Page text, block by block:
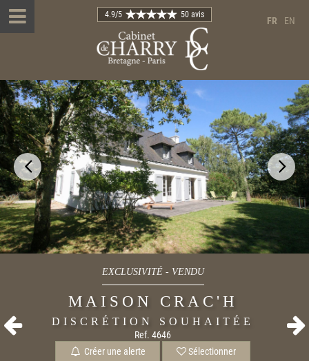
FR EN
4.9/5 50 avis
EXCLUSIVITÉ- VENDU
MAISON CRAC'H
DISCRÉTION SOUHAITÉE
Ref. 4646
Créer une alerte Sélectionner